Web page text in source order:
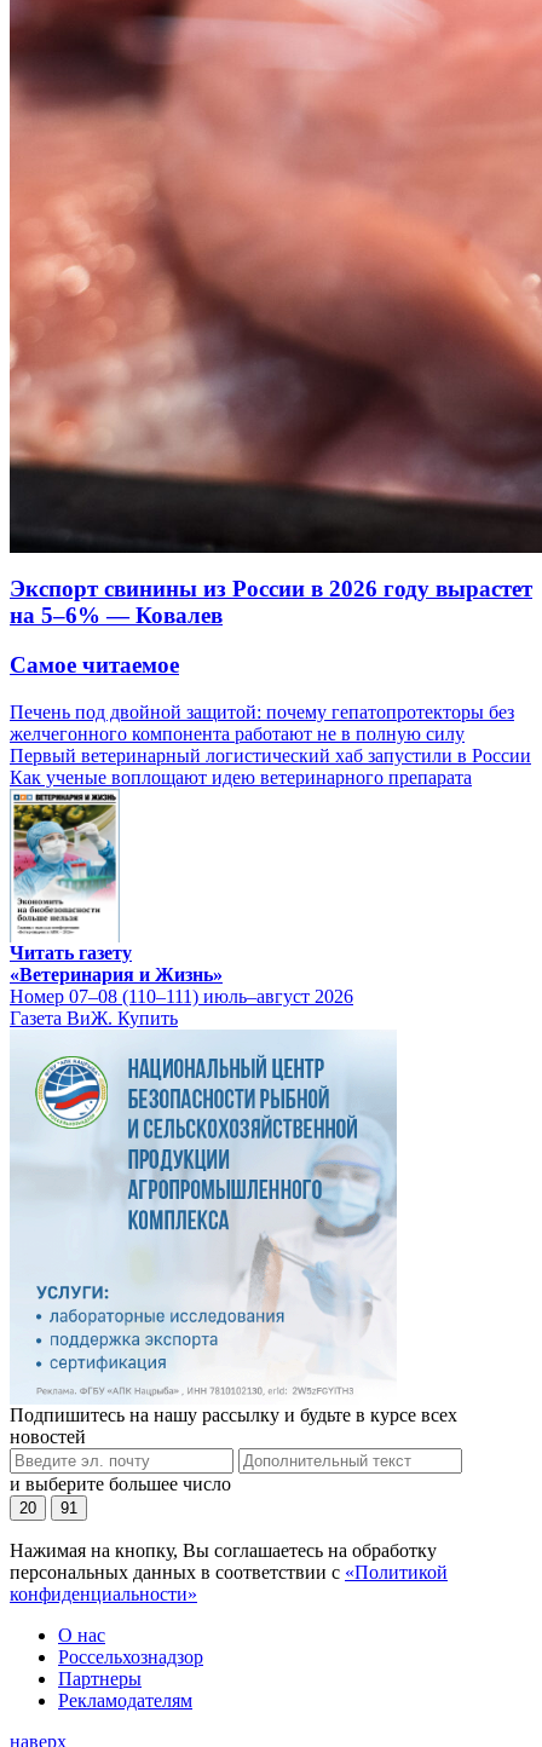
Экспорт свинины из России в 2026 году вырастет
на 5–6% — Ковалев
Самое читаемое
Печень под двойной защитой: почему гепатопротекторы без
желчегонного компонента работают не в полную силу
Первый ветеринарный логистический хаб запустили в России
Как ученые воплощают идею ветеринарного препарата
Читать газету
«Ветеринария и Жизнь»
Номер 07–08 (110–111) июль–август 2026
Газета ВиЖ. Купить
Подпишитесь на нашу рассылку и будьте в курсе всех
новостей
и выберите большее число
20 91
Нажимая на кнопку, Вы соглашаетесь на обработку
персональных данных в соответствии с «Политикой
конфиденциальности»
О нас
Россельхознадзор
Партнеры
Рекламодателям
наверх